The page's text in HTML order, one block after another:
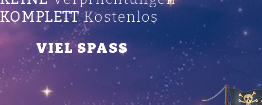
KOMPLETTKostenlos
VIEL SPASS